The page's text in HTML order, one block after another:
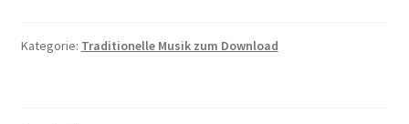
Kategorie: Traditionelle Musik zum Download